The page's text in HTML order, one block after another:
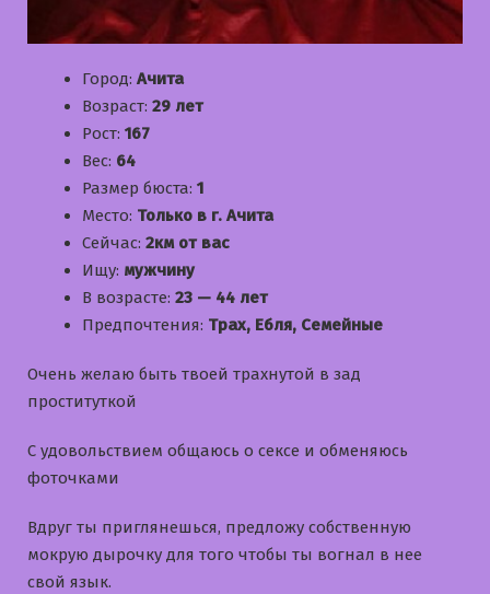
Город: Ачита
Возраст: 29 лет
Рост: 167
Вес: 64
Размер бюста: 1
Место: Только в г. Ачита
Сейчас: 2км от вас
Ищу: мужчину
В возрасте: 23 — 44 лет
Предпочтения: Трах, Ебля, Семейные
Очень желаю быть твоей трахнутой в зад
проституткой
С удовольствием общаюсь о сексе и обменяюсь
фоточками
Вдруг ты приглянешься, предложу собственную
мокрую дырочку для того чтобы ты вогнал в нее
свой язык.